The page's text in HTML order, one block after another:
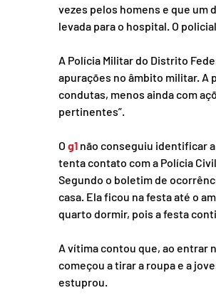
vezes pelos homens e que um
levada para o hospital. O
A Polícia Militar do Distrito
apurações no âmbito militar. A
condutas, menos ainda com
pertinentes”.
O g1 não conseguiu identificar
tenta contato com a Polícia
Segundo o boletim de
casa. Ela ficou na festa até o
quarto dormir, pois a festa
A vítima contou que, ao entrar
começou a tirar a roupa e a
estuprou.